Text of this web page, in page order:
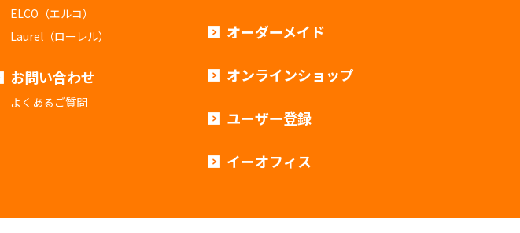
ELCO（エルコ）
Laurel（ローレル）
お問い合わせ
よくあるご質問
オーダーメイド
オンラインショップ
ユーザー登録
イーオフィス